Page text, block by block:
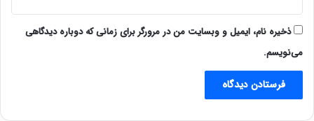
ذخیره نام، ایمیل و وبسایت من در مرورگر برای زمانی که دوباره دیدگاهی
می‌نویسم.